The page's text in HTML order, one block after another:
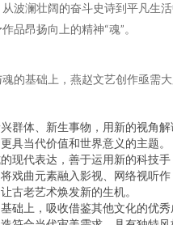
波澜壮阔的奋斗史诗到平凡生
品昂扬向上的精神“魂”。
的基础上，燕赵文艺创作亟需
群体、新生事物，用新的视角解
具当代价值和世界意义的主题。
现代表达，善于运用新的科技手
戏曲元素融入影视、网络视听作
古老艺术焕发新的生机。
础上，吸收借鉴其他文化的优秀